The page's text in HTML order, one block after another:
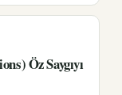
Öz Saygıyı